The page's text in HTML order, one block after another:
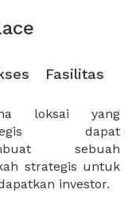
Fasilitas
investor.